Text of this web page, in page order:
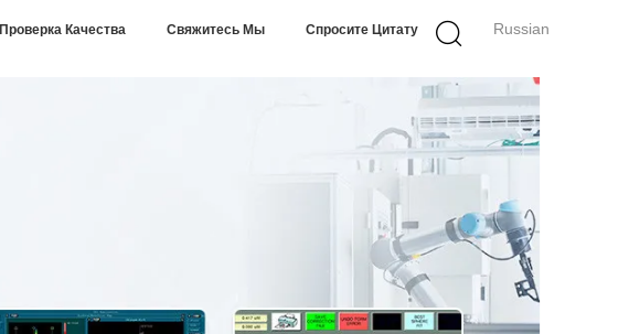
Russian
Проверка Качества Свяжитесь Мы Спросите Цитату